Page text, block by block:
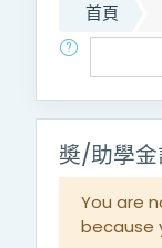
首頁
搜尋
奬/助學
You are
because